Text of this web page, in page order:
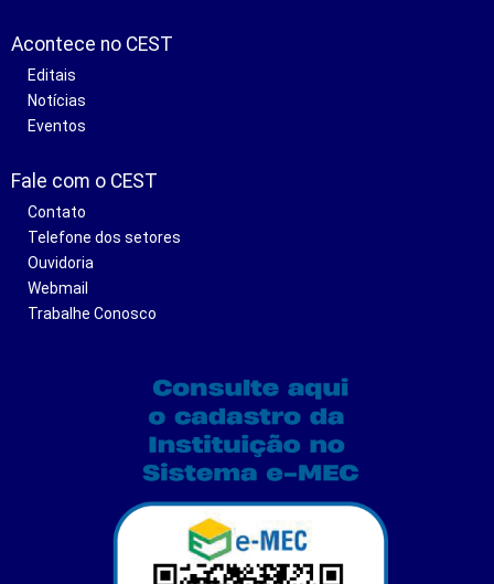
Acontece no CEST
Editais
Notícias
Eventos
Fale com o CEST
Contato
Telefone dos setores
Ouvidoria
Webmail
Trabalhe Conosco